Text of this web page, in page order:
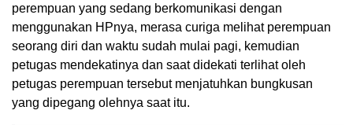
perempuan yang sedang berkomunikasi dengan
menggunakan HPnya, merasa curiga melihat perempuan
seorang diri dan waktu sudah mulai pagi, kemudian
petugas mendekatinya dan saat didekati terlihat oleh
petugas perempuan tersebut menjatuhkan bungkusan
yang dipegang olehnya saat itu.